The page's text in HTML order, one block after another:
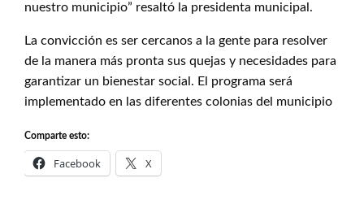
nuestro municipio” resaltó la presidenta municipal.
La convicción es ser cercanos a la gente para resolver
de la manera más pronta sus quejas y necesidades para
garantizar un bienestar social. El programa será
implementado en las diferentes colonias del municipio
Comparte esto:
Facebook X